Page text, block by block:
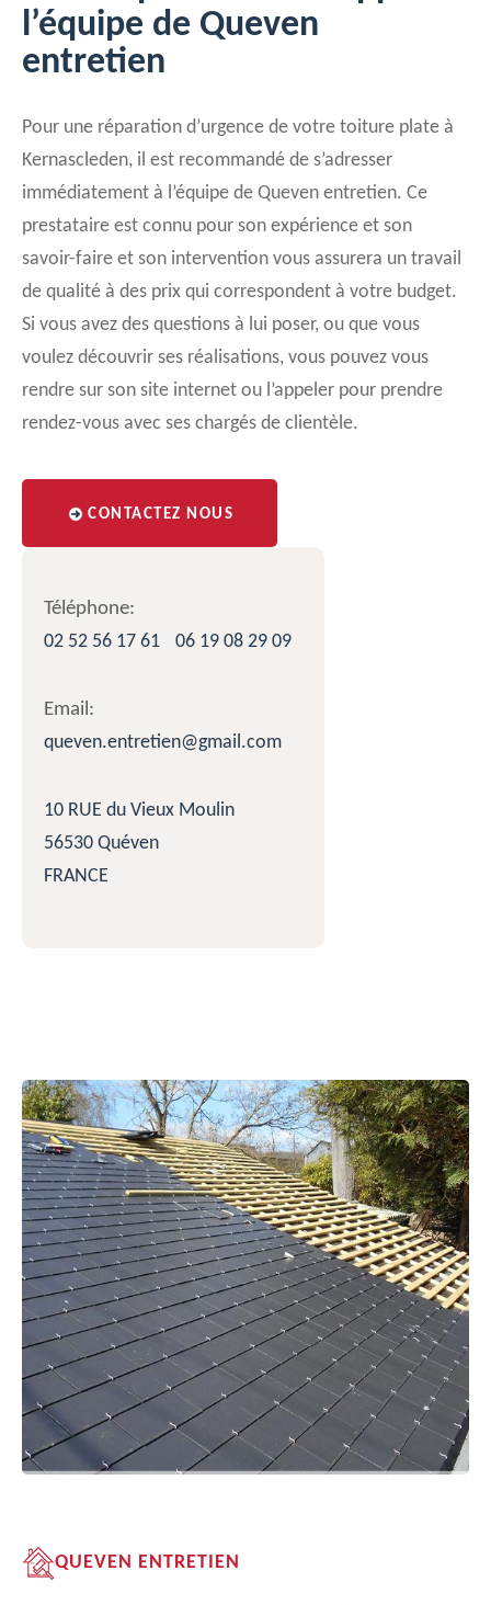
l’équipe de Queven
entretien
Pour une réparation d’urgence de votre toiture plate à
Kernascleden, il est recommandé de s’adresser
immédiatement à l’équipe de Queven entretien. Ce
prestataire est connu pour son expérience et son
savoir-faire et son intervention vous assurera un travail
de qualité à des prix qui correspondent à votre budget.
Si vous avez des questions à lui poser, ou que vous
voulez découvrir ses réalisations, vous pouvez vous
rendre sur son site internet ou l’appeler pour prendre
rendez-vous avec ses chargés de clientèle.
CONTACTEZ NOUS
Téléphone:
02 52 56 17 61
06 19 08 29 09
Email:
queven.entretien@gmail.com
10 RUE du Vieux Moulin
56530 Quéven
FRANCE
QUEVEN ENTRETIEN